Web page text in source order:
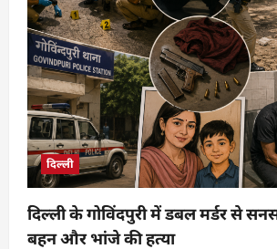
दिल्ली
दिल्ली के गोविंदपुरी में डबल मर्डर से
बहन और भांजे की हत्या